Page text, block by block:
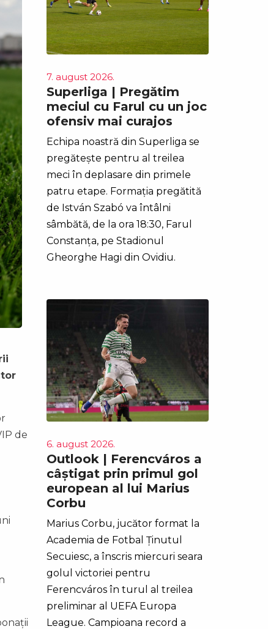
de
7. august 2026.
Superliga | Pregătim
meciul cu Farul cu un joc
ofensiv mai curajos
Echipa noastră din Superliga se
pregătește pentru al treilea
meci în deplasare din primele
patru etape. Formația pregătită
de István Szabó va întâlni
sâmbătă, de la ora 18:30, Farul
Constanța, pe Stadionul
Gheorghe Hagi din Ovidiu.
6. august 2026.
Outlook | Ferencváros a
câștigat prin primul gol
european al lui Marius
Corbu
Marius Corbu, jucător format la
Academia de Fotbal Ținutul
Secuiesc, a înscris miercuri seara
golul victoriei pentru
Ferencváros în turul al treilea
preliminar al UEFA Europa
League. Campioana record a